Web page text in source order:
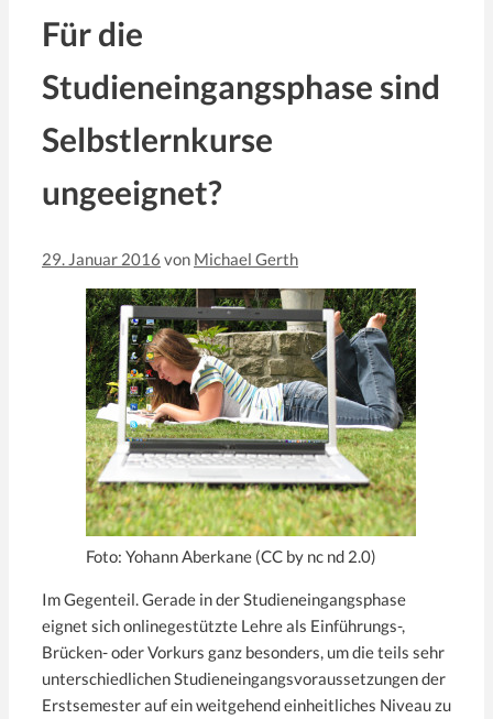
Für die
Studieneingangsphase sind
Selbstlernkurse
ungeeignet?
29. Januar 2016 von Michael Gerth
Foto: Yohann Aberkane (CC by nc nd 2.0)
Im Gegenteil. Gerade in der Studieneingangsphase
eignet sich onlinegestützte Lehre als Einführungs-,
Brücken- oder Vorkurs ganz besonders, um die teils sehr
unterschiedlichen Studieneingangsvoraussetzungen der
Erstsemester auf ein weitgehend einheitliches Niveau zu